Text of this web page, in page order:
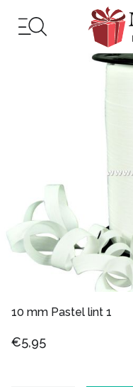
10 mm Pastel lint 1
€5,95